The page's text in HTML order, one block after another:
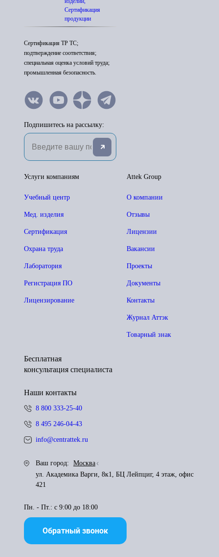
Сертификация
продукции
Сертификация ТР ТС;
подтверждение соответствия;
специальная оценка условий труда;
промышленная безопасность.
Подпишитесь на рассылку:
Attek Group
О компании
Отзывы
Лицензии
Вакансии
Проекты
Документы
Контакты
Журнал Аттэк
Товарный знак
Услуги компаниям
Учебный центр
Мед. изделия
Сертификация
Охрана труда
Лаборатория
Регистрация ПО
Лицензирование
Бесплатная
консультация специалиста
Наши контакты
8 800 333-25-40
8 495 246-04-43
info@centrattek.ru
Ваш город:
Москва
ул. Академика Варги, 8к1, БЦ Лейпциг, 4 этаж, офис
421
Пн. - Пт.: с 9:00 до 18:00
Обратный звонок